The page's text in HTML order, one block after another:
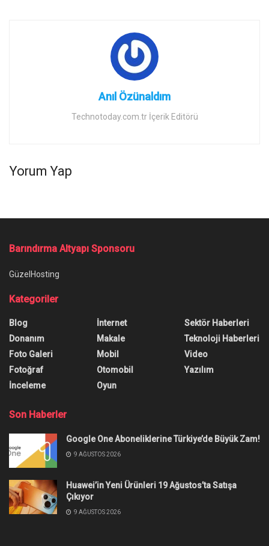
Anıl Özünaldım
Technotoday.com.tr İçerik Editörü
Yorum Yap
Barındırma Altyapı Sponsoru
GüzelHosting
Kategoriler
Blog
Donanım
Foto Galeri
Fotoğraf
İnceleme
İnternet
Makale
Mobil
Otomobil
Oyun
Sektör Haberleri
Teknoloji Haberleri
Video
Yazılım
Son Haberler
Google One Aboneliklerine Türkiye’de Büyük Zam!
9 AĞUSTOS 2026
Huawei’in Yeni Ürünleri 19 Ağustos’ta Satışa
Çıkıyor
9 AĞUSTOS 2026